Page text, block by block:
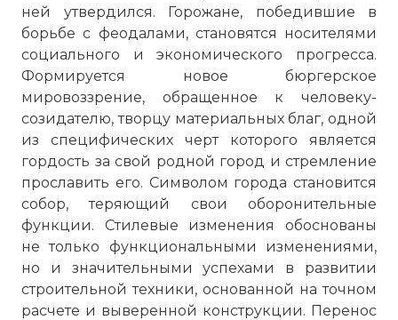
ней утвердился. Горожане, победившие в
борьбе с феодалами, становятся носителями
социального и экономического прогресса.
Формируется новое бюргерское
мировоззрение, обращенное к человеку-
созидателю, творцу материальных благ, одной
из специфических черт которого является
гордость за свой родной город и стремление
прославить его. Символом города становится
собор, теряющий свои оборонительные
функции. Стилевые изменения обоснованы
не только функциональными изменениями,
но и значительными успехами в развитии
строительной техники, основанной на точном
расчете и выверенной конструкции. Перенос